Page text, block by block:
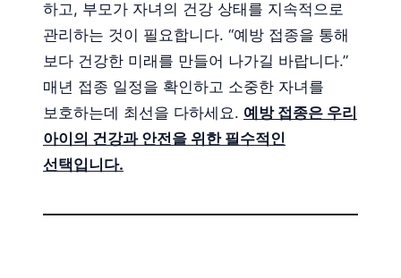
하고, 부모가 자녀의 건강 상태를 지속적으로
관리하는 것이 필요합니다. “예방 접종을 통해
보다 건강한 미래를 만들어 나가길 바랍니다.”
매년 접종 일정을 확인하고 소중한 자녀를
보호하는데 최선을 다하세요. 예방 접종은 우리
아이의 건강과 안전을 위한 필수적인
선택입니다.